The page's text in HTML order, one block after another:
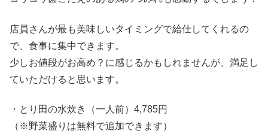
店員さんが最も美味しいタイミングで給仕してくれるの
で、食事に集中できます。
少しお値段がお高め？に感じるかもしれませんが、満足し
ていただけると思います。
・とり田の水炊き（一人前）4,785円
（※野菜盛りは無料で追加できます）